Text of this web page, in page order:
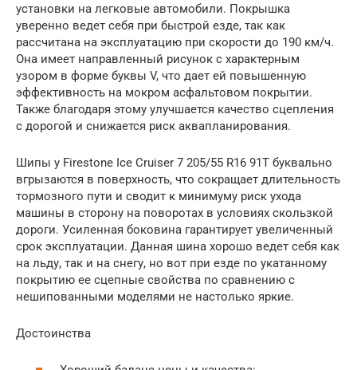
установки на легковые автомобили. Покрышка
уверенно ведет себя при быстрой езде, так как
рассчитана на эксплуатацию при скорости до 190 км/ч.
Она имеет направленный рисунок с характерным
узором в форме буквы V, что дает ей повышенную
эффективность на мокром асфальтовом покрытии.
Также благодаря этому улучшается качество сцепления
с дорогой и снижается риск аквапланирования.
Шипы у Firestone Ice Cruiser 7 205/55 R16 91T буквально
вгрызаются в поверхность, что сокращает длительность
тормозного пути и сводит к минимуму риск ухода
машины в сторону на поворотах в условиях скользкой
дороги. Усиленная боковина гарантирует увеличенный
срок эксплуатации. Данная шина хорошо ведет себя как
на льду, так и на снегу, но вот при езде по укатанному
покрытию ее сцепные свойства по сравнению с
нешипованными моделями не настолько яркие.
Достоинства